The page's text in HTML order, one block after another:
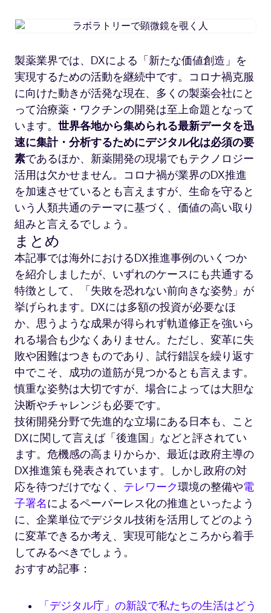
ラ
ラ
ト
リ
ー
で
顕
微
鏡
を
覗
く
人
製薬業界では、DXによる「新たな価値創造」を
実現するための活動を継続中です。コロナ禍克服
に向けた動きが活発な現在、多くの製薬会社にと
って治療薬・ワクチンの開発は至上命題となって
います。 世界各地から集められる最新データを迅
速に集計・分析するためにデジタル化は必須の要
素であるほか、新薬開発の現場でもテクノロジー
活用は欠かせません。コロナ禍が業界のDX推進
を加速させているとも言えますが、生命を守ると
いう人類共通のテーマに基づく、価値の高い取り
組みと言えるでしょう。
まとめ
本記事では海外におけるDX推進事例のいくつか
を紹介しましたが、いずれのケースにも共通する
特徴として、「失敗を恐れない前向きな姿勢」が
挙げられます。DXには多額の投資が必要なほ
か、思うような成果が得られず軌道修正を強いら
れる場合も少なくありません。ただし、変革に失
敗や困難はつきものであり、試行錯誤を繰り返す
中でこそ、成功の道筋が見つかるとも言えます。
慎重な姿勢は大切ですが、場合によっては大胆な
決断やチャレンジも必要です。
技術開発分野で先進的な立場にある日本も、こと
DXに関して言えば「後進国」などと評されてい
ます。危機感の高まりからか、最近は政府主導の
DX推進策も発表されています。しかし政府の対
応を待つだけでなく、 テレワーク環境の整備や電
子署名によるペーパーレス化の推進といったよう
に、企業単位でデジタル技術を活用してどのよう
に変革できるか考え、実現可能なところから着手
してみるべきでしょう。
おすすめ記事：
「デジタル庁」の新設で私たちの生活はどう